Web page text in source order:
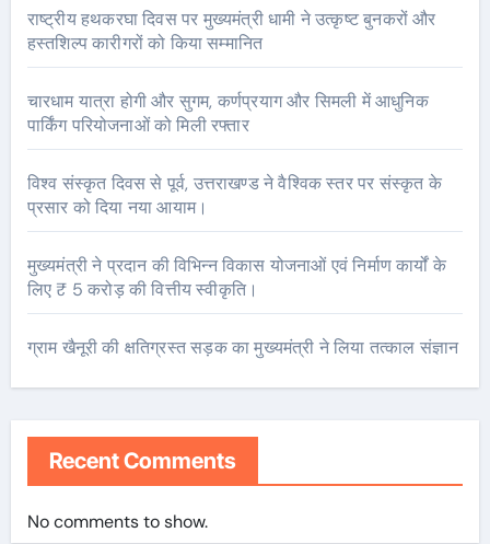
राष्ट्रीय हथकरघा दिवस पर मुख्यमंत्री धामी ने उत्कृष्ट बुनकरों और
हस्तशिल्प कारीगरों को किया सम्मानित
चारधाम यात्रा होगी और सुगम, कर्णप्रयाग और सिमली में आधुनिक
पार्किंग परियोजनाओं को मिली रफ्तार
विश्व संस्कृत दिवस से पूर्व, उत्तराखण्ड ने वैश्विक स्तर पर संस्कृत के
प्रसार को दिया नया आयाम।
मुख्यमंत्री ने प्रदान की विभिन्न विकास योजनाओं एवं निर्माण कार्यों के
लिए ₹ 5 करोड़ की वित्तीय स्वीकृति।
ग्राम खैनूरी की क्षतिग्रस्त सड़क का मुख्यमंत्री ने लिया तत्काल संज्ञान
Recent Comments
No comments to show.